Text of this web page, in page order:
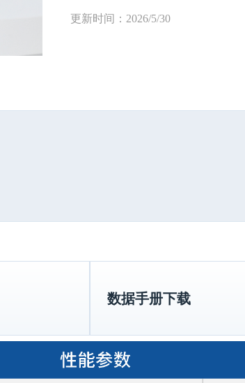
更新时间：2026/5/30
数据手册下载